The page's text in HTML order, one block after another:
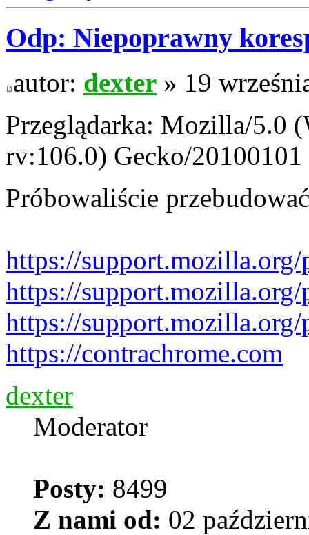
Odp: Niepoprawny
autor: dexter » 19
Przeglądarka: Mozilla/5.0
rv:106.0) Gecko/
Próbowaliście
https://
https://
https://
https://contrachrome.com
dexter
Moderator
Posty: 8499
Z nami od: 02